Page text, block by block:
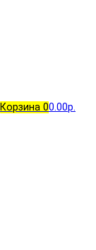
Корзина 00.00р.